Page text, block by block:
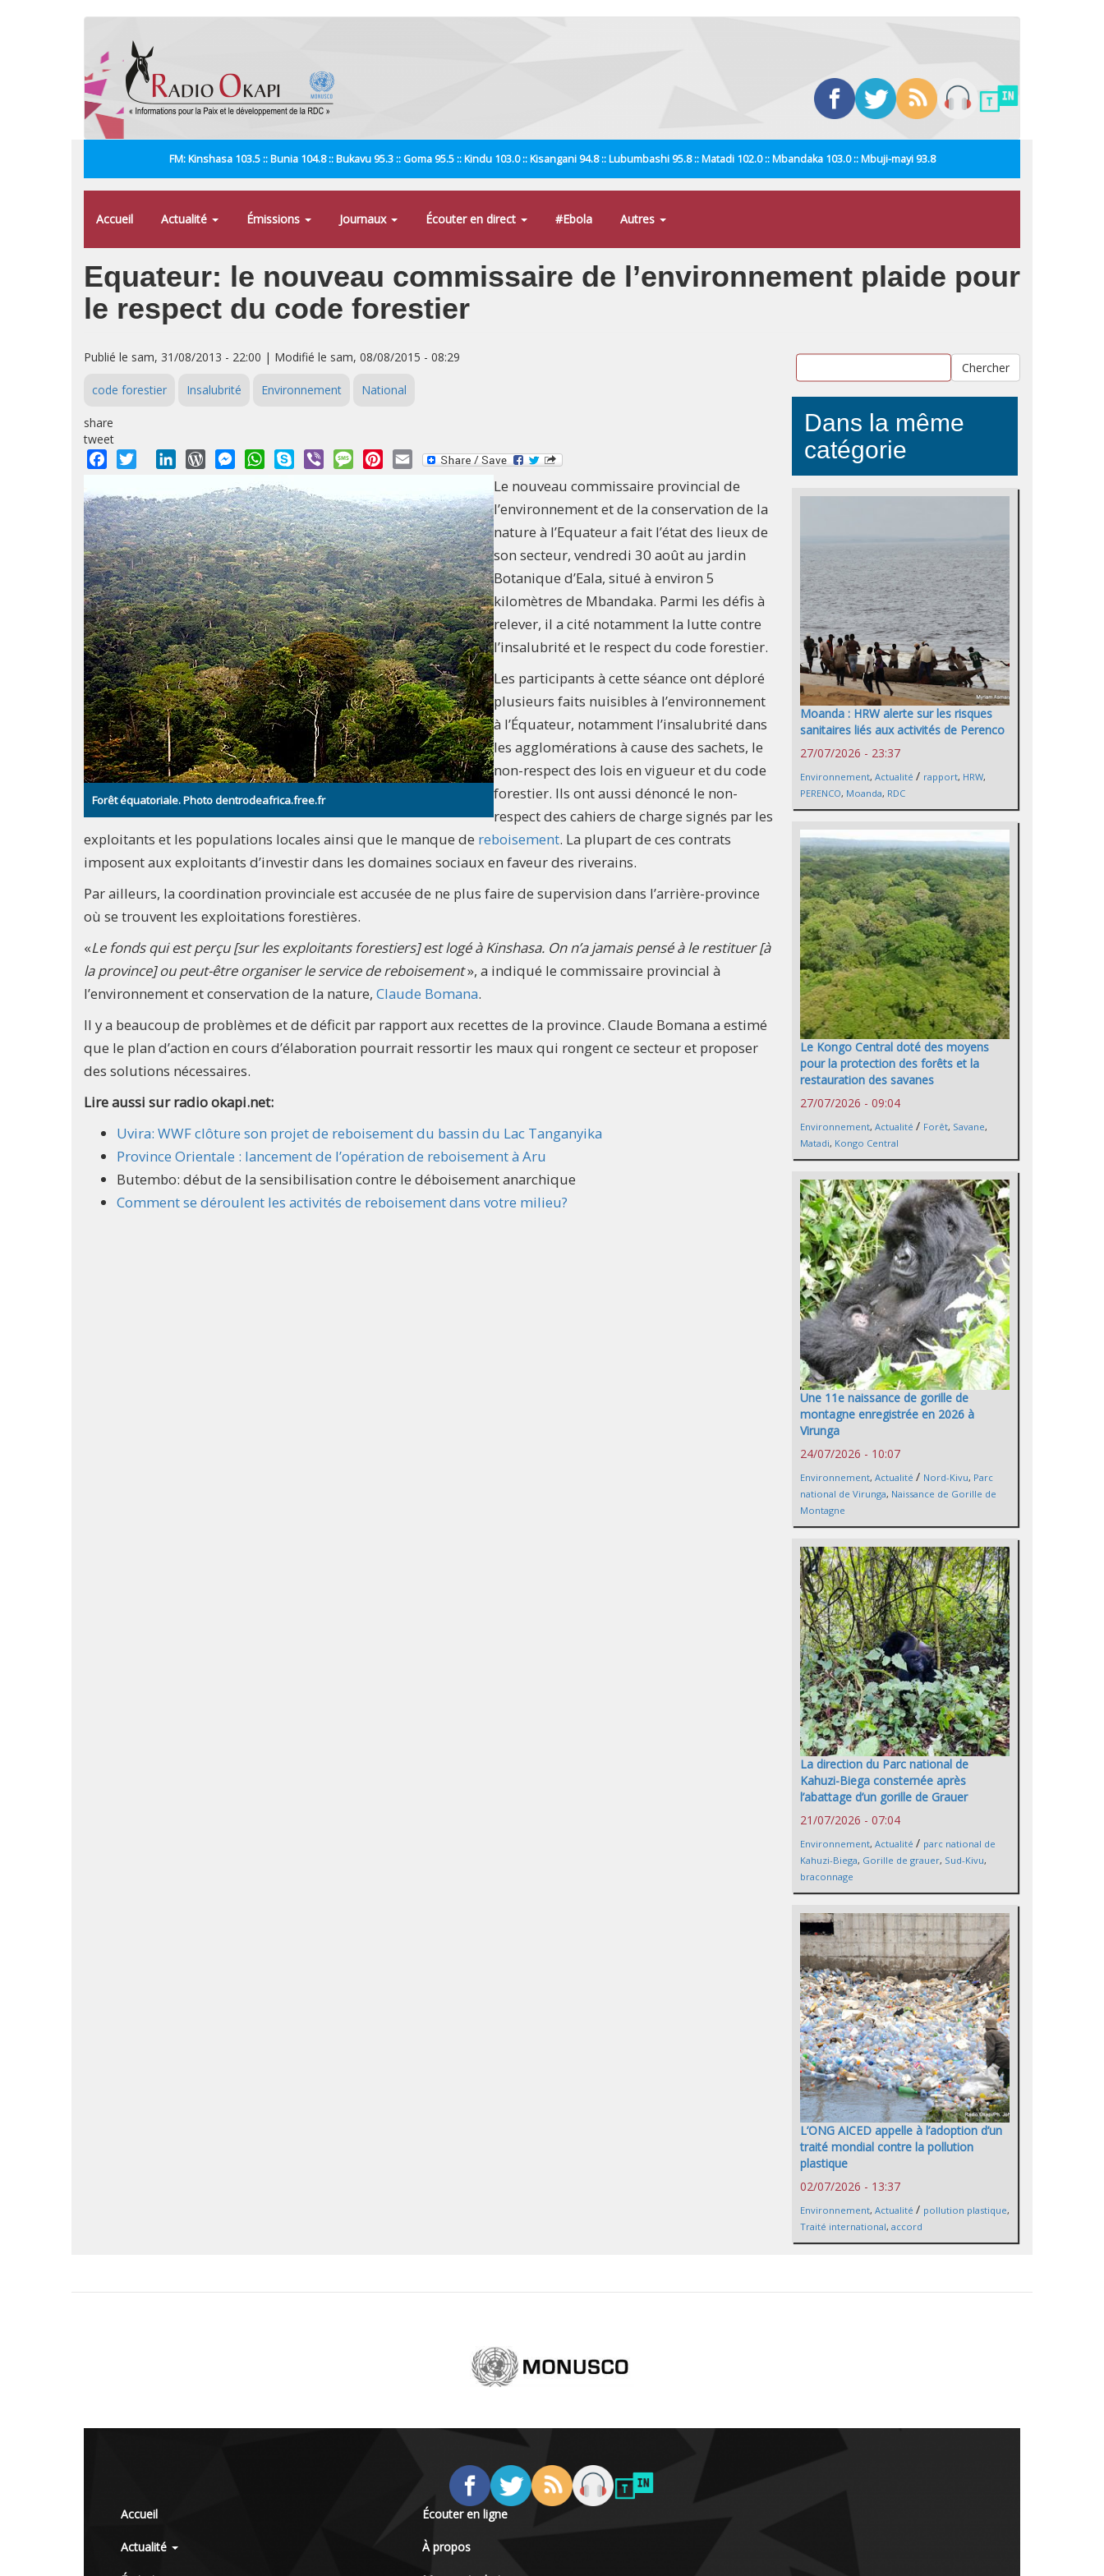
FM: Kinshasa 103.5 :: Bunia 104.8 :: Bukavu 95.3 :: Goma 95.5 :: Kindu 103.0 :: Kisangani 94.8 :: Lubumbashi 95.8 :: Matadi 102.0 :: Mbandaka 103.0 :: Mbuji-mayi 93.8
Accueil Actualité Émissions Journaux Écouter en direct #Ebola Autres
Equateur: le nouveau commissaire de l’environnement plaide pour
le respect du code forestier
Publié le sam, 31/08/2013 - 22:00 | Modifié le sam, 08/08/2015 - 08:29
code forestier Insalubrité Environnement National
share
tweet
Facebook
Twitter LinkedInWordPressMessengerWhatsApp
Skype Viber MessagePinterest
Email
Forêt équatoriale. Photo dentrodeafrica.free.fr
Le nouveau commissaire provincial de
l’environnement et de la conservation de la
nature à l’Equateur a fait l’état des lieux de
son secteur, vendredi 30 août au jardin
Botanique d’Eala, situé à environ 5
kilomètres de Mbandaka. Parmi les défis à
relever, il a cité notamment la lutte contre
l’insalubrité et le respect du code forestier.
Les participants à cette séance ont déploré
plusieurs faits nuisibles à l’environnement
à l’Équateur, notamment l’insalubrité dans
les agglomérations à cause des sachets, le
non-respect des lois en vigueur et du code
forestier. Ils ont aussi dénoncé le non-
respect des cahiers de charge signés par les
exploitants et les populations locales ainsi que le manque de reboisement. La plupart de ces contrats
imposent aux exploitants d’investir dans les domaines sociaux en faveur des riverains.
Par ailleurs, la coordination provinciale est accusée de ne plus faire de supervision dans l’arrière-province
où se trouvent les exploitations forestières.
«Le fonds qui est perçu [sur les exploitants forestiers] est logé à Kinshasa. On n’a jamais pensé à le restituer [à
la province] ou peut-être organiser le service de reboisement», a indiqué le commissaire provincial à
l’environnement et conservation de la nature, Claude Bomana.
Il y a beaucoup de problèmes et de déficit par rapport aux recettes de la province. Claude Bomana a estimé
que le plan d’action en cours d’élaboration pourrait ressortir les maux qui rongent ce secteur et proposer
des solutions nécessaires.
Lire aussi sur radio okapi.net:
Uvira: WWF clôture son projet de reboisement du bassin du Lac Tanganyika
Province Orientale : lancement de l’opération de reboisement à Aru
Butembo: début de la sensibilisation contre le déboisement anarchique
Comment se déroulent les activités de reboisement dans votre milieu?
Chercher
Dans la même
catégorie
Moanda : HRW alerte sur les risques
sanitaires liés aux activités de Perenco
27/07/2026 - 23:37
Environnement, Actualité / rapport, HRW,
PERENCO, Moanda, RDC
Le Kongo Central doté des moyens
pour la protection des forêts et la
restauration des savanes
27/07/2026 - 09:04
Environnement, Actualité / Forêt, Savane,
Matadi, Kongo Central
Une 11e naissance de gorille de
montagne enregistrée en 2026 à
Virunga
24/07/2026 - 10:07
Environnement, Actualité / Nord-Kivu, Parc
national de Virunga, Naissance de Gorille de
Montagne
La direction du Parc national de
Kahuzi-Biega consternée après
l’abattage d’un gorille de Grauer
21/07/2026 - 07:04
Environnement, Actualité / parc national de
Kahuzi-Biega, Gorille de grauer, Sud-Kivu,
braconnage
L’ONG AICED appelle à l’adoption d’un
traité mondial contre la pollution
plastique
02/07/2026 - 13:37
Environnement, Actualité / pollution plastique,
Traité international, accord
Accueil
Actualité
Écouter en ligne
À propos